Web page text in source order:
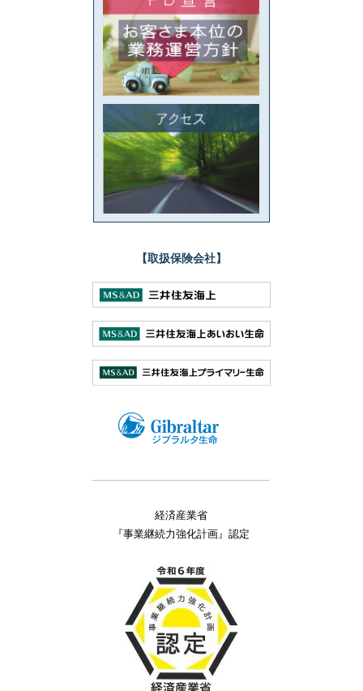
【取扱保険会社】
経済産業省
『事業継続力強化計画』認定